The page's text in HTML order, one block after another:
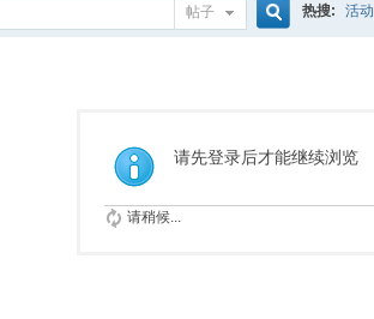
帖子
索
热搜: 活动
请先登录后才能继续浏览
请稍候...